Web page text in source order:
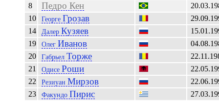
8
Педро Кен
10
Георге Грозав
14
Далер Кузяев
19
Олег Иванов
20
ГабрьелТорже
21
Одисе Роши
22
Резиуан Мирзов
23
Факундо Пирис